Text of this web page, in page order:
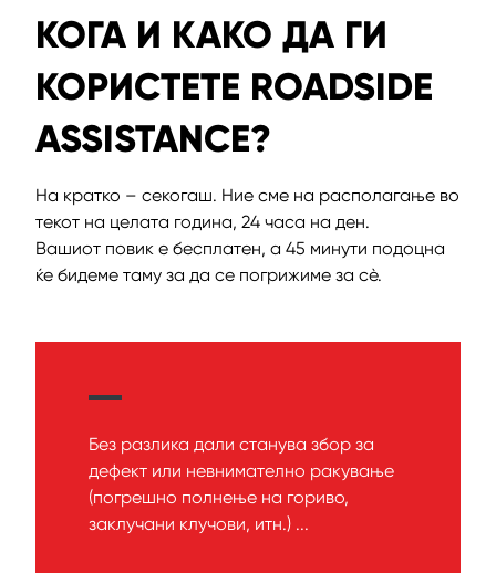
КОГА И КАКО ДА ГИ
КОРИСТЕТЕ ROADSIDE
ASSISTANCE?
На кратко – секогаш. Ние сме на располагање во
текот на целата година, 24 часа на ден.
Вашиот повик е бесплатен, а 45 минути подоцна
ќе бидеме таму за да се погрижиме за сè.
Без разлика дали станува збор за
дефект или невнимателно ракување
(погрешно полнење на гориво,
заклучани клучови, итн.) ...